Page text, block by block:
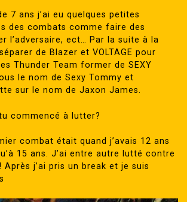
7 ans j’ai eu quelques petites
des combats comme faire des
l’adversaire, ect… Par la suite à la
de Blazer et VOLTAGE pour
Thunder Team former de SEXY
le nom de Sexy Tommy et
sur le nom de Jaxon James.
commencé à lutter?
combat était quand j’avais 12 ans
15 ans. J’ai entre autre lutté contre
j’ai pris un break et je suis